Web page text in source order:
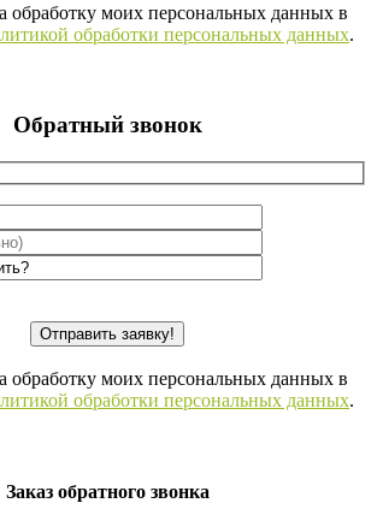
обработку моих персональных данных в
обработки персональных данных.
Обратный звонок
обработку моих персональных данных в
обработки персональных данных.
Заказ обратного звонка